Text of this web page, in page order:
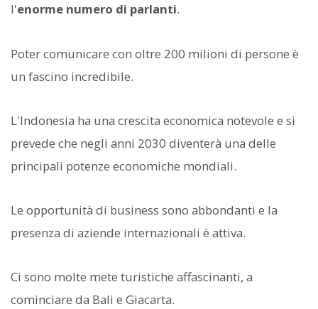
l'enorme numero di parlanti.
Poter comunicare con oltre 200 milioni di persone è
un fascino incredibile.
L'Indonesia ha una crescita economica notevole e si
prevede che negli anni 2030 diventerà una delle
principali potenze economiche mondiali.
Le opportunità di business sono abbondanti e la
presenza di aziende internazionali è attiva.
Ci sono molte mete turistiche affascinanti, a
cominciare da Bali e Giacarta.